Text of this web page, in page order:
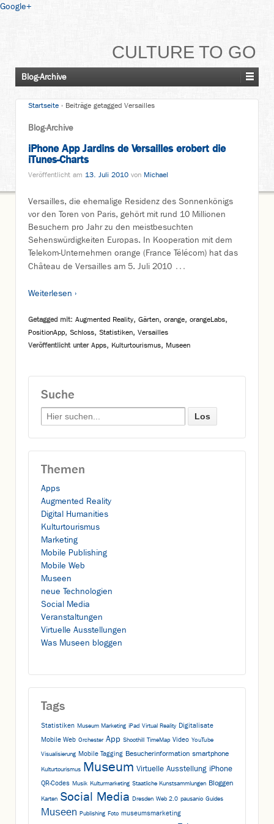
Google+
CULTURE TO GO
Blog-Archive
Startseite › Beiträge getagged Versailles
Blog-Archive
iPhone App Jardins de Versailles erobert die
iTunes-Charts
Veröffentlicht am 13. Juli 2010 von Michael
Versailles, die ehemalige Residenz des Sonnenkönigs
vor den Toren von Paris, gehört mit rund 10 Millionen
Besuchern pro Jahr zu den meistbesuchten
Sehenswürdigkeiten Europas. In Kooperation mit dem
Telekom-Unternehmen orange (France Télécom) hat das
Château de Versailles am 5. Juli 2010 …
Weiterlesen ›
Getagged mit: Augmented Reality, Gärten, orange, orangeLabs,
PositionApp, Schloss, Statistiken, Versailles
Veröffentlicht unter Apps, Kulturtourismus, Museen
Suche
Search for:
Themen
Apps
Augmented Reality
Digital Humanities
Kulturtourismus
Marketing
Mobile Publishing
Mobile Web
Museen
neue Technologien
Social Media
Veranstaltungen
Virtuelle Ausstellungen
Was Museen bloggen
Tags
Statistiken Museum Marketing iPad Virtual Reality Digitalisate
Mobile Web Orchester App Shoothill TimeMap Video YouTube
Visualisierung Mobile Tagging Besucherinformation smartphone
Kulturtourismus Museum Virtuelle Ausstellung iPhone
QR-Codes Musik Kulturmarketing Staatliche Kunstsammlungen Bloggen
Karten Social Media Dresden Web 2.0 pausanio Guides
Museen Publishing Foto museumsmarketing